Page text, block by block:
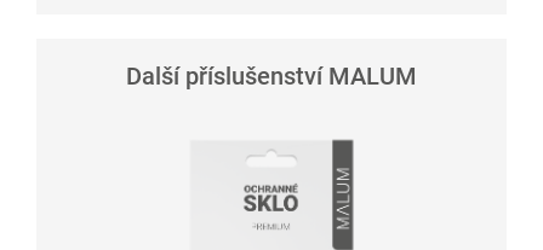
Další příslušenství MALUM